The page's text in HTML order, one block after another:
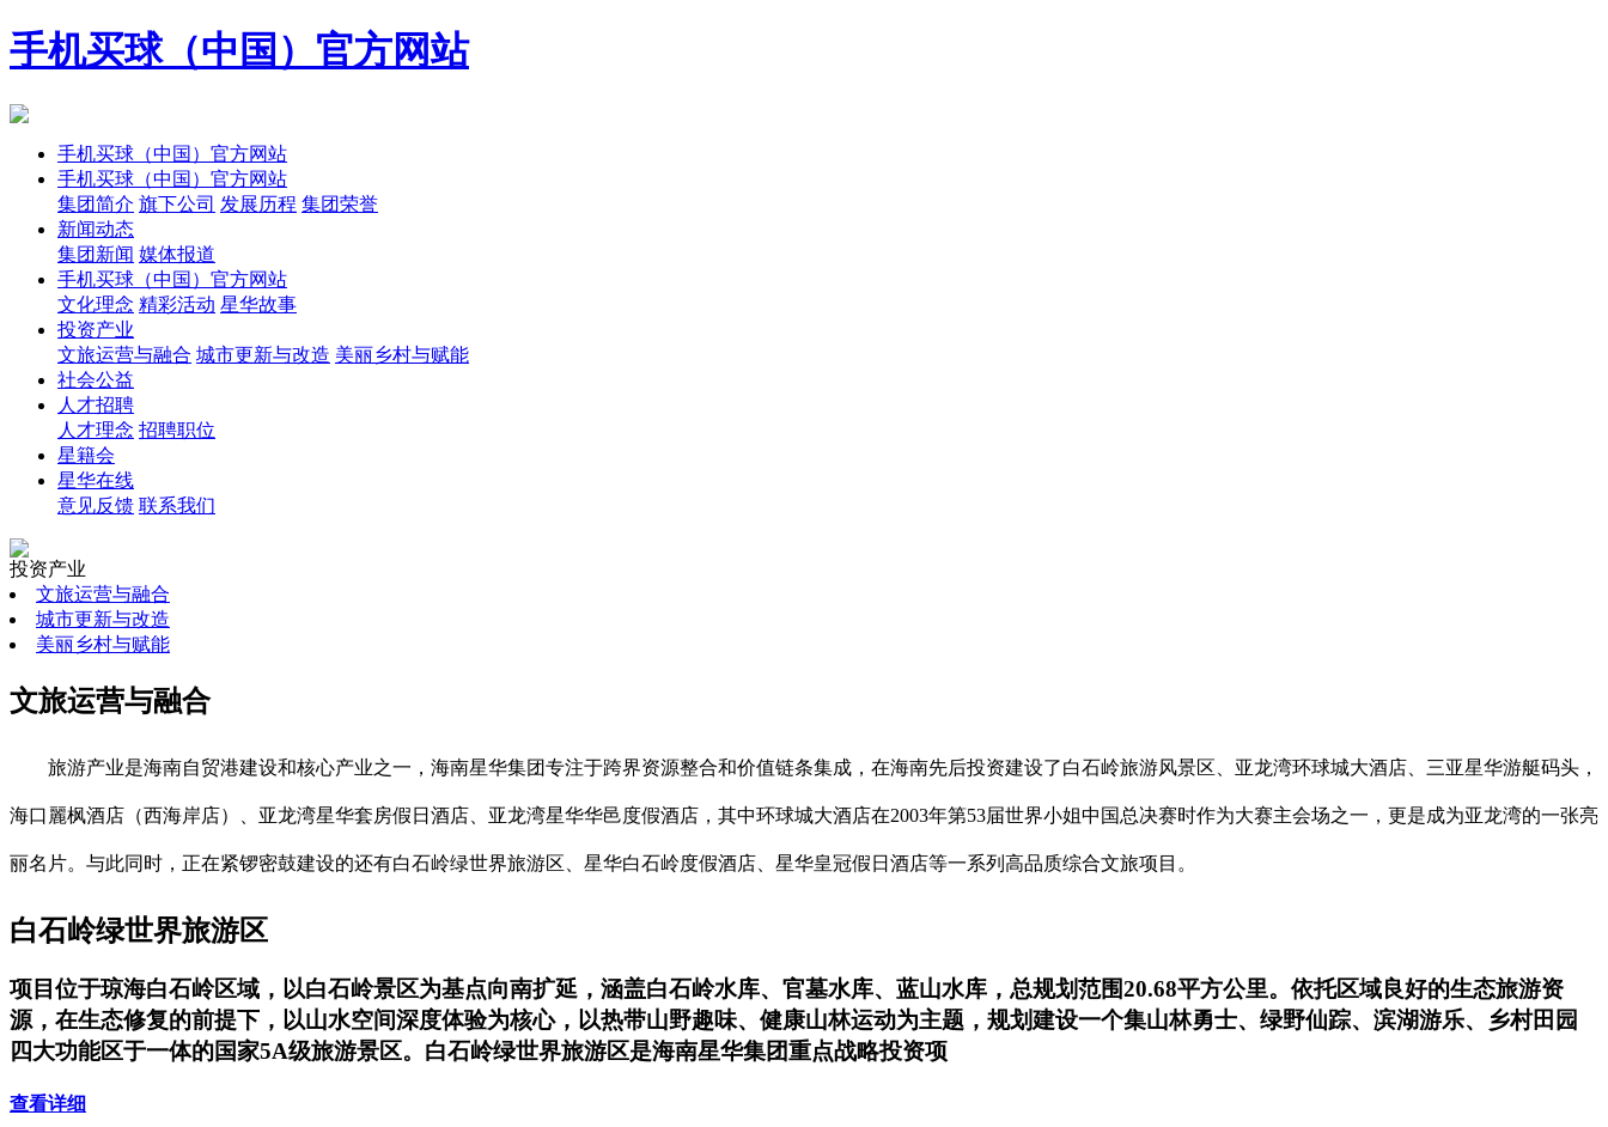
手机买球（中国）官方网站
手机买球（中国）官方网站
手机买球（中国）官方网站
集团简介 旗下公司 发展历程 集团荣誉
新闻动态
集团新闻 媒体报道
手机买球（中国）官方网站
文化理念 精彩活动 星华故事
投资产业
文旅运营与融合 城市更新与改造 美丽乡村与赋能
社会公益
人才招聘
人才理念 招聘职位
星籍会
星华在线
意见反馈 联系我们
投资产业
文旅运营与融合
城市更新与改造
美丽乡村与赋能
文旅运营与融合
旅游产业是海南自贸港建设和核心产业之一，海南星华集团专注于跨界资源整合和价值链条集成，在海南先后投资建设了白石岭旅游风景区、亚龙湾环球城大酒店、三亚星华游艇码头，
海口麗枫酒店（西海岸店）、亚龙湾星华套房假日酒店、亚龙湾星华华邑度假酒店，其中环球城大酒店在2003年第53届世界小姐中国总决赛时作为大赛主会场之一，更是成为亚龙湾的一张亮
丽名片。与此同时，正在紧锣密鼓建设的还有白石岭绿世界旅游区、星华白石岭度假酒店、星华皇冠假日酒店等一系列高品质综合文旅项目。
白石岭绿世界旅游区
项目位于琼海白石岭区域，以白石岭景区为基点向南扩延，涵盖白石岭水库、官墓水库、蓝山水库，总规划范围20.68平方公里。依托区域良好的生态旅游资
源，在生态修复的前提下，以山水空间深度体验为核心，以热带山野趣味、健康山林运动为主题，规划建设一个集山林勇士、绿野仙踪、滨湖游乐、乡村田园
四大功能区于一体的国家5A级旅游景区。白石岭绿世界旅游区是海南星华集团重点战略投资项
查看详细